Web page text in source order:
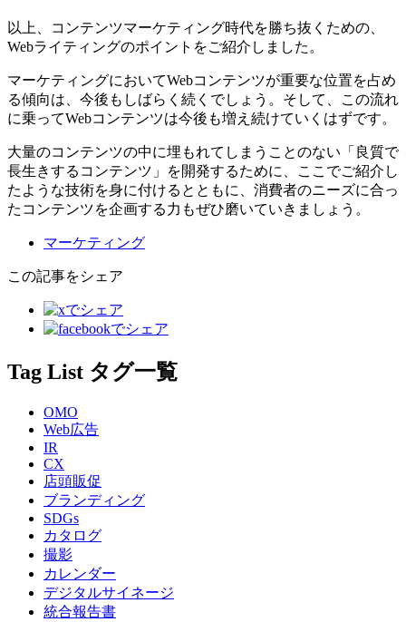
以上、コンテンツマーケティング時代を勝ち抜くための、
Webライティングのポイントをご紹介しました。
マーケティングにおいてWebコンテンツが重要な位置を占め
る傾向は、今後もしばらく続くでしょう。そして、この流れ
に乗ってWebコンテンツは今後も増え続けていくはずです。
大量のコンテンツの中に埋もれてしまうことのない「良質で
長生きするコンテンツ」を開発するために、ここでご紹介し
たような技術を身に付けるとともに、消費者のニーズに合っ
たコンテンツを企画する力もぜひ磨いていきましょう。
マーケティング
この記事をシェア
Tag List タグ一覧
OMO
Web広告
IR
CX
店頭販促
ブランディング
SDGs
カタログ
撮影
カレンダー
デジタルサイネージ
統合報告書